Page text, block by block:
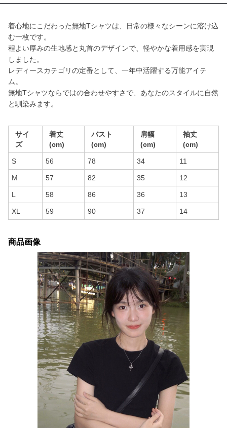
着心地にこだわった無地Tシャツは、日常の様々なシーンに溶け込
む一枚です。
程よい厚みの生地感と丸首のデザインで、軽やかな着用感を実現
しました。
レディースカテゴリの定番として、一年中活躍する万能アイテ
ム。
無地Tシャツならではの合わせやすさで、あなたのスタイルに自然
と馴染みます。
サイ
ズ
着丈
(cm)
バスト
(cm)
肩幅
(cm)
袖丈
(cm)
S 56 78 34 11
M 57 82 35 12
L 58 86 36 13
XL 59 90 37 14
商品画像